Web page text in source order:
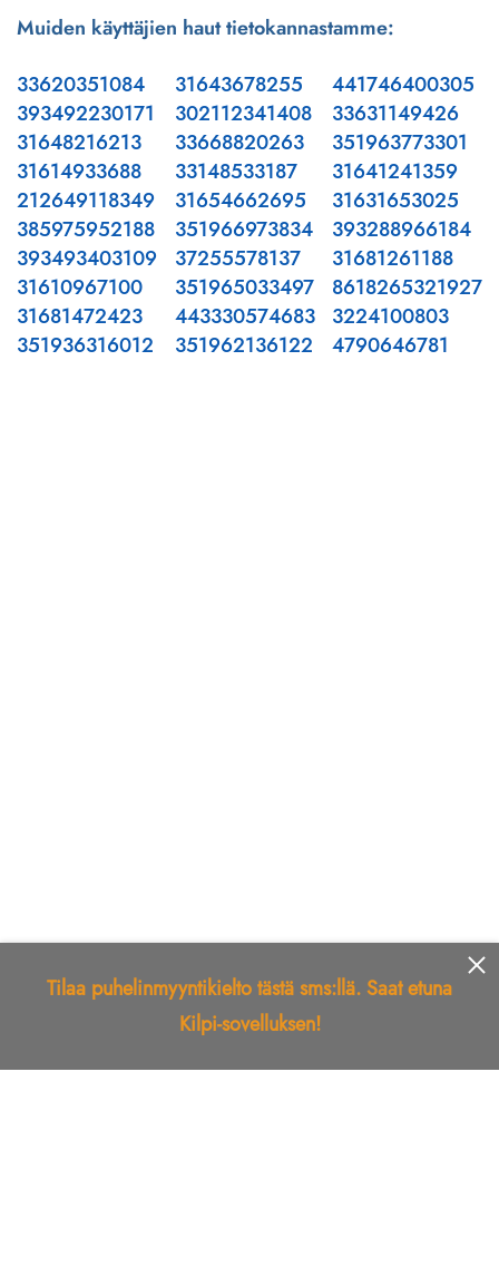
Muiden käyttäjien haut tietokannastamme:
33620351084
393492230171
31648216213
31614933688
212649118349
385975952188
393493403109
31610967100
31681472423
351936316012
31643678255
302112341408
33668820263
33148533187
31654662695
351966973834
37255578137
351965033497
443330574683
351962136122
441746400305
33631149426
351963773301
31641241359
31631653025
393288966184
31681261188
8618265321927
3224100803
4790646781
Tilaa puhelinmyyntikielto tästä sms:llä. Saat etuna
Kilpi-sovelluksen!